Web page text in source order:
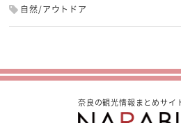
自然/アウトドア
奈良の観光情報まとめサイ